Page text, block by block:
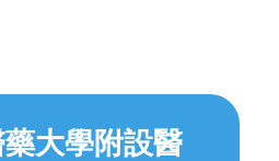
大學附設醫